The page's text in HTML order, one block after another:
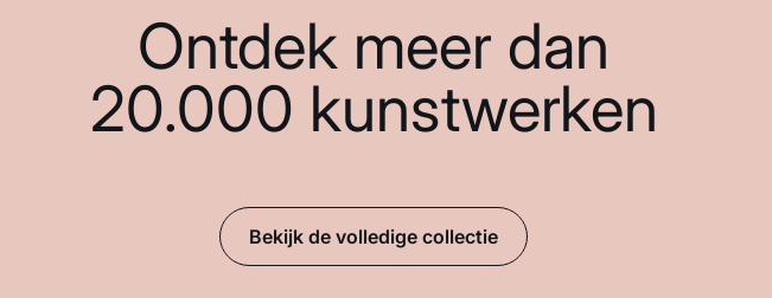
Ontdek meer dan
20.000 kunstwerken
Bekijk de volledige collectie